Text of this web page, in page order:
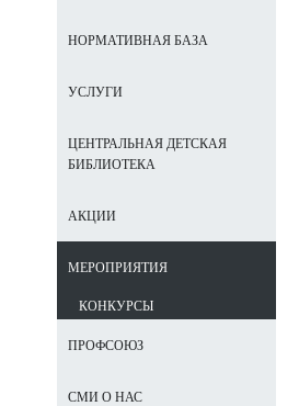
НОРМАТИВНАЯ БАЗА
УСЛУГИ
ЦЕНТРАЛЬНАЯ ДЕТСКАЯ
БИБЛИОТЕКА
АКЦИИ
МЕРОПРИЯТИЯ
КОНКУРСЫ
ПРОФСОЮЗ
СМИ О НАС